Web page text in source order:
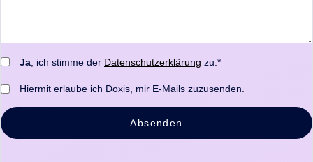
Ja , ich stimme der Datenschutzerklärung zu.*
Hiermit erlaube ich Doxis, mir E-Mails zuzusenden.
Absenden